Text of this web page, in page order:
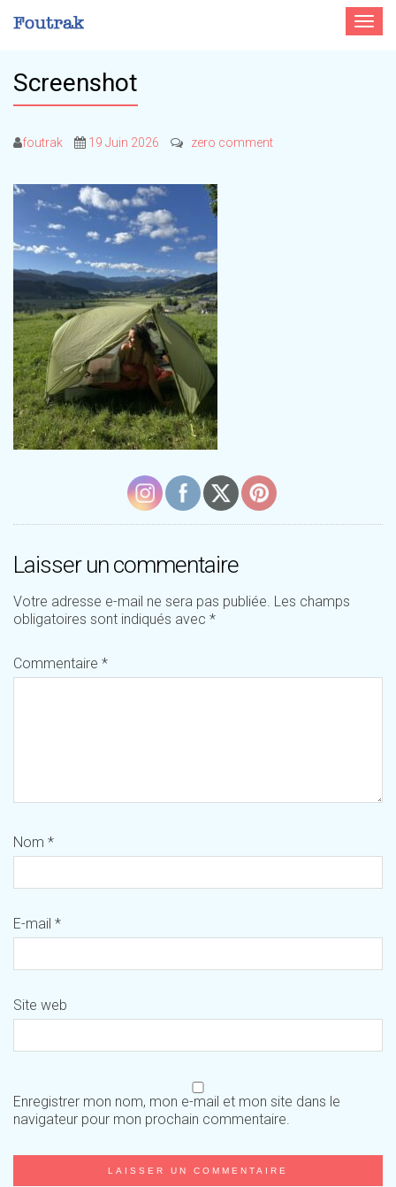
Toggle
Screenshot
foutrak 19 Juin 2026 zero comment
Laisser un commentaire
Votre adresse e-mail ne sera pas publiée. Les champs
obligatoires sont indiqués avec *
Commentaire *
Nom *
E-mail *
Site web
Enregistrer mon nom, mon e-mail et mon site dans le
navigateur pour mon prochain commentaire.